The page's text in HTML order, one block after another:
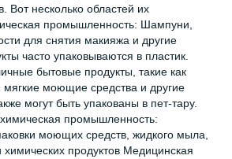
Вот несколько областей их
промышленность: Шампуни,
для снятия макияжа и другие
часто упаковываются в пластик.
бытовые продукты, такие как
мягкие моющие средства и другие
могут быть упакованы в пет-тару.
промышленность:
моющих средств, жидкого мыла,
продуктов Медицинская